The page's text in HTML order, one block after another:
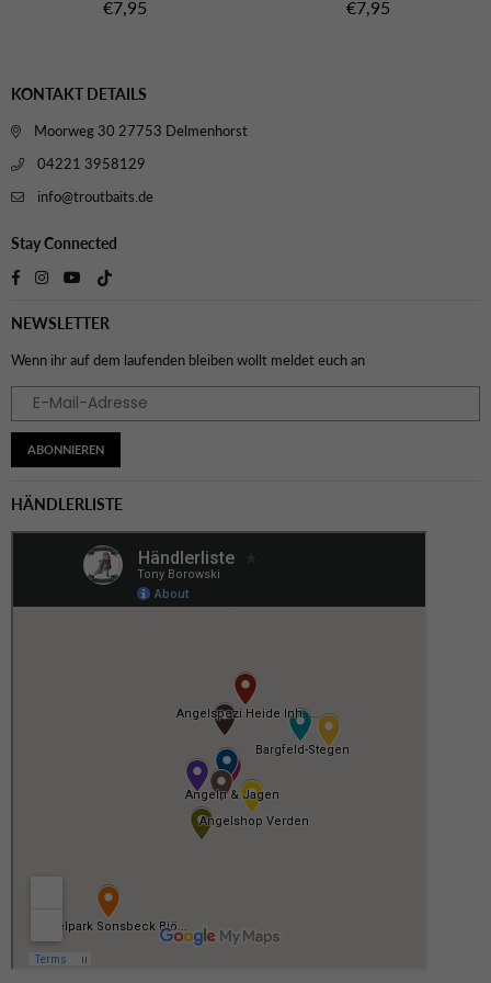
Normaler
€7,95
Normaler
€7,95
KONTAKT DETAILS
Moorweg 30 27753 Delmenhorst
04221 3958129
info@troutbaits.de
Stay Connected
FacebookInstagram
YouTube
NEWSLETTER
Wenn ihr auf dem laufenden bleiben wollt meldet euch an
ABONNIEREN
HÄNDLERLISTE